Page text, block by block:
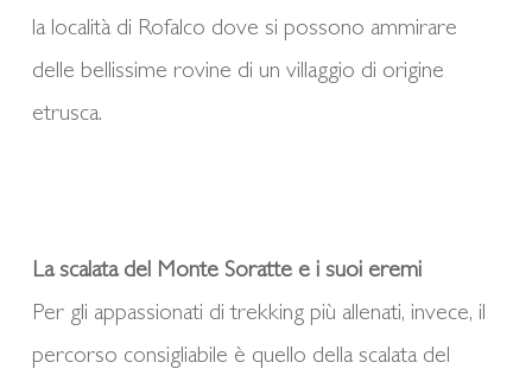
la località di Rofalco dove si possono ammirare
delle bellissime rovine di un villaggio di origine
etrusca.
La scalata del Monte Soratte e i suoi eremi
Per gli appassionati di trekking più allenati, invece, il
percorso consigliabile è quello della scalata del